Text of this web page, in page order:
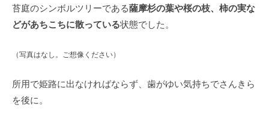
苔庭のシンボルツリーである薩摩杉の葉や桜の枝、柿の実な
どがあちこちに散っている状態でした。
（写真はなし。ご想像ください）
所用で姫路に出なければならず、歯がゆい気持ちでさんきら
を後に。